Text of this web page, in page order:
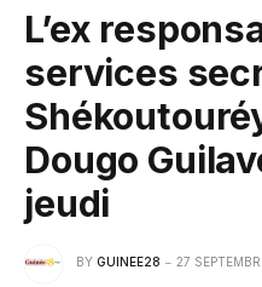
L’ex
services
Dougo
jeudi
BY GUINEE28 27